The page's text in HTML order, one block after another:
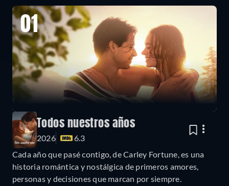
01
Todos nuestros años
2026
6.3
Cada año que pasé contigo, de Carley Fortune, es una
historia romántica y nostálgica de primeros amores,
personas y decisiones que marcan por siempre.